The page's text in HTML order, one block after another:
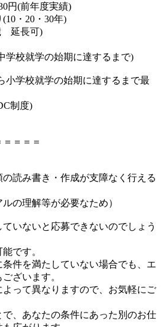
円(前年度実績)
・20・30年)
延長可)
学校就学の始期に達するまで)
小学校就学の始期に達するまで最
制度)
＝＝＝
読み書き・作成が支障なく行える
の理解等が必要なため）
いないと応募できないのでしょう
です。
件を満たしていない場合でも、エ
ざいます。
って異なりますので、お気軽にご
で、あなたの条件にあった別のお仕